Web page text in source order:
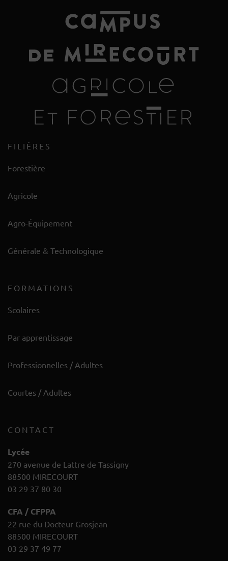
FILIÈRES
Forestière
Agricole
Agro-Équipement
Générale & Technologique
FORMATIONS
Scolaires
Par apprentissage
Professionnelles / Adultes
Courtes / Adultes
CONTACT
Lycée
270 avenue de Lattre de Tassigny
88500 MIRECOURT
03 29 37 80 30
CFA / CFPPA
22 rue du Docteur Grosjean
88500 MIRECOURT
03 29 37 49 77